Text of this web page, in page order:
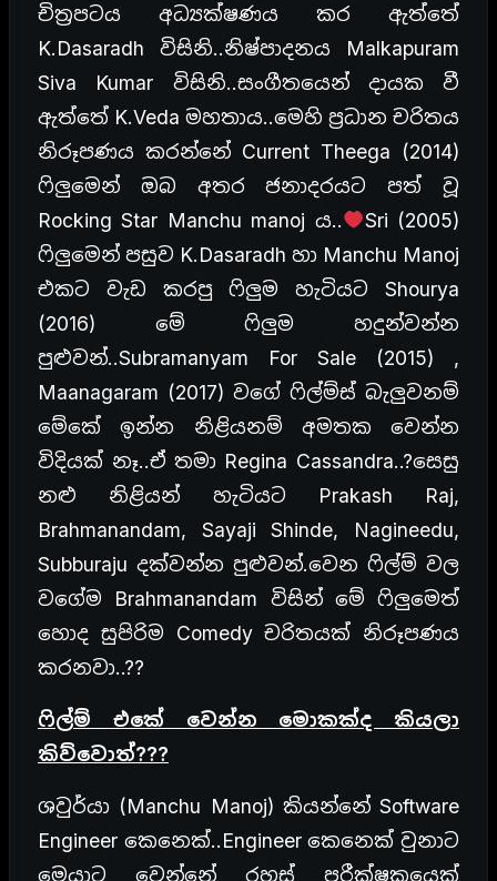
චිත්‍රපටය අධ්‍යක්ෂණය කර ඇත්තේ
K.Dasaradh විසිනි..නිෂ්පාදනය Malkapuram
Siva Kumar විසිනි..සංගීතයෙන් දායක වී
ඇත්තේ K.Veda මහතාය..මෙහි ප්‍රධාන චරිතය
නිරූපණය කරන්නේ Current Theega (2014)
ෆිලුමෙන් ඔබ අතර ජනාදරයට පත් වූ
Rocking Star Manchu manoj ය..
Sri (2005)
ෆිලුමෙන් පසුව K.Dasaradh හා Manchu Manoj
එකට වැඩ කරපු ෆිලුම හැටියට Shourya
(2016) මේ ෆිලුම හදුන්වන්න
පුළුවන්..Subramanyam For Sale (2015) ,
Maanagaram (2017) වගේ ෆිල්ම්ස් බැලුවනම්
මේකේ ඉන්න නිළියනම් අමතක වෙන්න
විදියක් නෑ..ඒ තමා Regina Cassandra..?සෙසු
නළු නිළියන් හැටියට Prakash Raj,
Brahmanandam, Sayaji Shinde, Nagineedu,
Subburaju දක්වන්න පුළුවන්.වෙන ෆිල්ම් වල
වගේම Brahmanandam විසින් මේ ෆිලුමෙත්
හොද සුපිරිම Comedy චරිතයක් නිරූපණය
කරනවා..??
ෆිල්ම් එකේ වෙන්න මොකක්ද කියලා
කිව්වොත්???
ශවුර්යා (Manchu Manoj) කියන්නේ Software
Engineer කෙනෙක්..Engineer කෙනෙක් වුනාට
මෙයාට වෙන්නේ රහස් පරීක්ෂකයෙක්